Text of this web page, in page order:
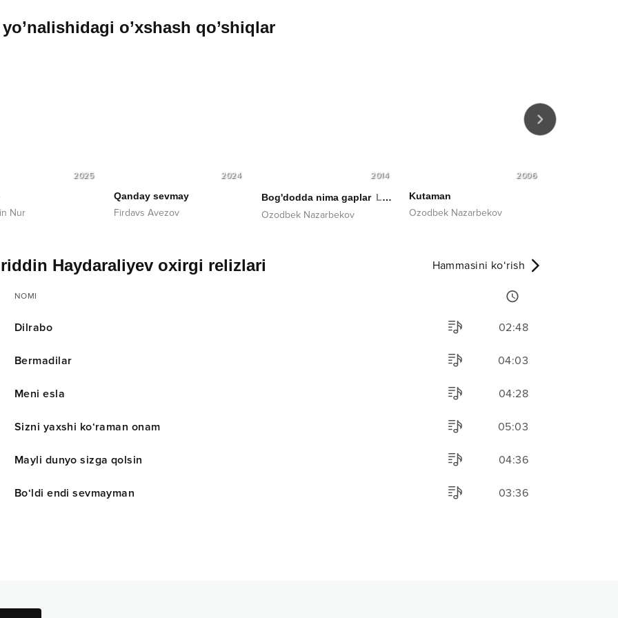
yo’nalishidagi o’xshash qo’shiqlar
2025
Nur
2024
Qanday sevmay
Firdavs Avezov
2014
Bog'dodda nima gaplar Live
Ozodbek Nazarbekov
2006
Kutaman
Ozodbek Nazarbekov
Haydaraliyev oxirgi relizlari Hammasini ko‘rish
NOMI
Dilrabo 02:48
Bermadilar 04:03
Meni esla 04:28
Sizni yaxshi ko‘raman onam 05:03
Mayli dunyo sizga qolsin 04:36
Bo‘ldi endi sevmayman 03:36